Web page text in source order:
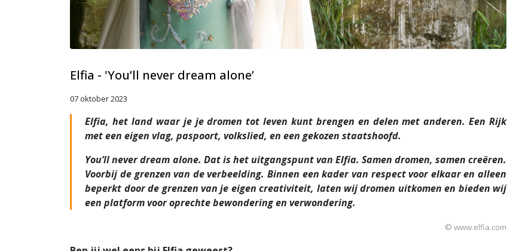
Elfia - 'You’ll never dream alone’
07 oktober 2023
Elfia, het land waar je je dromen tot leven kunt brengen en delen met anderen. Een Rijk
met een eigen vlag, paspoort, volkslied, en een gekozen staatshoofd.
You’ll never dream alone. Dat is het uitgangspunt van Elfia. Samen dromen, samen creëren.
Voorbij de grenzen van de verbeelding. Binnen een kader van respect voor elkaar en alleen
beperkt door de grenzen van je eigen creativiteit, laten wij dromen uitkomen en bieden wij
een platform voor oprechte bewondering en verwondering.
© www.elfia.com